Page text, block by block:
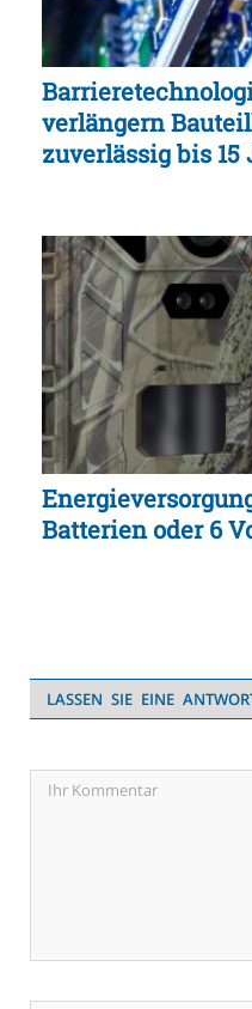
verlängern
zuverlässig bis 15
Batterien oder 6
LASSEN SIE EINE